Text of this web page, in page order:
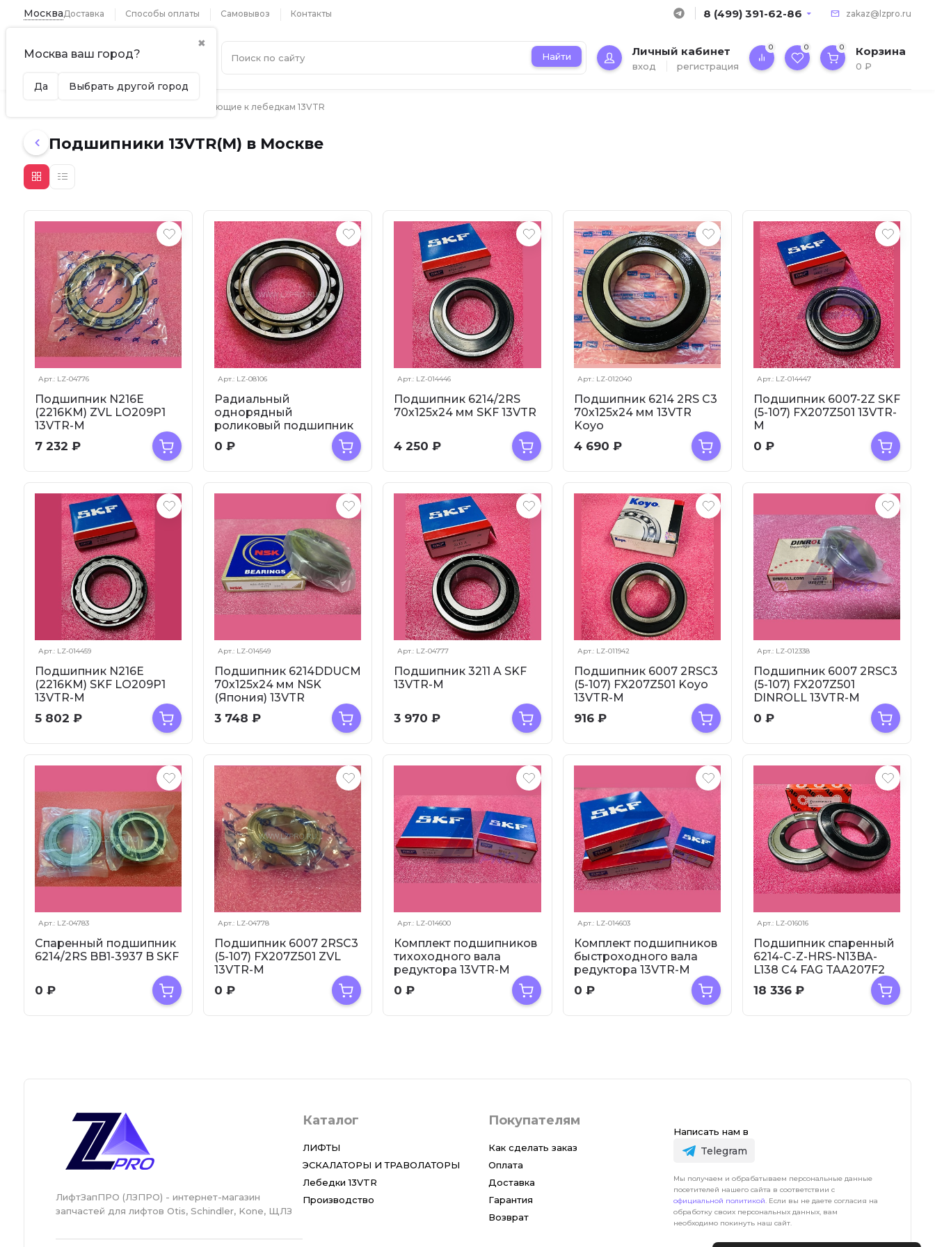
Москва
✖
Москва ваш город?
Да Выбрать другой город
Доставка Способы оплаты Самовывоз Контакты 8 (499) 391-62-86 zakaz@lzpro.ru
Найти Личный кабинет
вход регистрация
0 0 0 Корзина
0₽
Комплектующие к лебедкам 13VTR
Подшипники 13VTR(M) в Москве
Арт.: LZ-04776
Подшипник N216E
(2216KM) ZVL LO209P1
13VTR-M
7 232₽
Арт.: LZ-08106
Радиальный
однорядный
роликовый подшипник
0₽
Арт.: LZ-014446
Подшипник 6214/2RS
70х125х24 мм SKF 13VTR
4 250₽
Арт.: LZ-012040
Подшипник 6214 2RS C3
70х125х24 мм 13VTR
Koyo
4 690 ₽
Арт.: LZ-014447
Подшипник 6007-2Z SKF
(5-107) FX207Z501 13VTR-
M
0 ₽
Арт.: LZ-014459
Подшипник N216E
(2216KM) SKF LO209P1
13VTR-M
5 802₽
Арт.: LZ-014549
Подшипник 6214DDUCM
70х125х24 мм NSK
(Япония) 13VTR
3 748₽
Арт.: LZ-04777
Подшипник 3211 A SKF
13VTR-M
3 970₽
Арт.: LZ-011942
Подшипник 6007 2RSC3
(5-107) FX207Z501 Koyo
13VTR-M
916 ₽
Арт.: LZ-012338
Подшипник 6007 2RSC3
(5-107) FX207Z501
DINROLL 13VTR-M
0 ₽
Арт.: LZ-04783
Спаренный подшипник
6214/2RS BB1-3937 B SKF
0₽
Арт.: LZ-04778
Подшипник 6007 2RSC3
(5-107) FX207Z501 ZVL
13VTR-M
0₽
Арт.: LZ-014600
Комплект подшипников
тихоходного вала
редуктора 13VTR-M
0₽
Арт.: LZ-014603
Комплект подшипников
быстроходного вала
редуктора 13VTR-M
0 ₽
Арт.: LZ-016016
Подшипник спаренный
6214-C-Z-HRS-N13BA-
L138 C4 FAG TAA207F2
Otis
18 336 ₽
ЛифтЗапПРО (ЛЗПРО) - интернет-магазин
запчастей для лифтов Otis, Schindler, Kone, ЩЛЗ
Каталог
ЛИФТЫ
ЭСКАЛАТОРЫ И ТРАВОЛАТОРЫ
Лебедки 13VTR
Производство
Покупателям
Как сделать заказ
Оплата
Доставка
Гарантия
Возврат
Написать нам в
Telegram
Мы получаем и обрабатываем персональные данные
посетителей нашего сайта в соответствии с
официальной политикой. Если вы не даете согласия на
обработку своих персональных данных, вам
необходимо покинуть наш сайт.